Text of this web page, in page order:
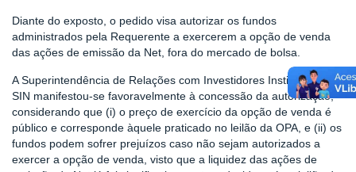
Diante do exposto, o pedido visa autorizar os fundos
administrados pela Requerente a exercerem a opção de venda
das ações de emissão da Net, fora do mercado de bolsa.
A Superintendência de Relações com Investidores Institucionais –
SIN manifestou-se favoravelmente à concessão da autorização,
considerando que (i) o preço de exercício da opção de venda é
público e corresponde àquele praticado no leilão da OPA, e (ii) os
fundos podem sofrer prejuízos caso não sejam autorizados a
exercer a opção de venda, visto que a liquidez das ações de